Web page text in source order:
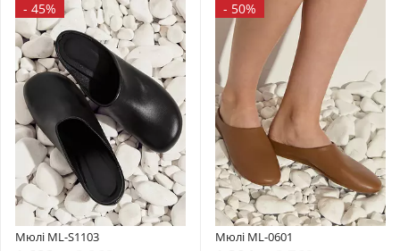
- 45%
Мюлі ML-S1103
- 50%
Мюлі ML-0601